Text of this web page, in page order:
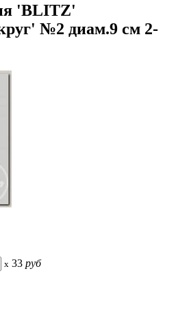
'BLITZ'
№2 диам.9 см 2-
x 33 руб